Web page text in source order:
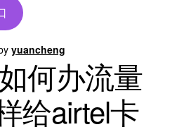
yuancheng
何办流量
给airtel卡